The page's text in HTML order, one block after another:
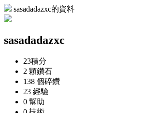
sasadadazxc的資料
sasadadazxc
23積分
2 顆鑽石
138 個碎鑽
23 經驗
0 幫助